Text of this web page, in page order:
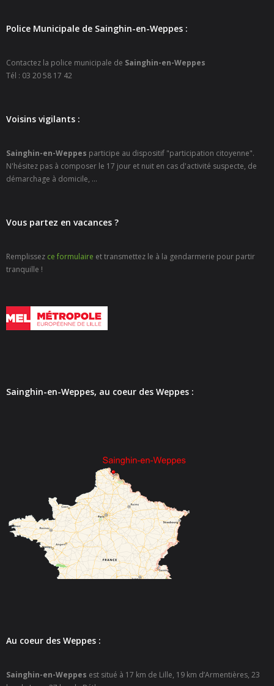
Police Municipale de Sainghin-en-Weppes :
Contactez la police municipale de Sainghin-en-Weppes
Tél : 03 20 58 17 42
Voisins vigilants :
Sainghin-en-Weppes participe au dispositif "participation citoyenne".
N'hésitez pas à composer le 17 jour et nuit en cas d'activité suspecte, de
démarchage à domicile, ...
Vous partez en vacances ?
Remplissez ce formulaire et transmettez le à la gendarmerie pour partir
tranquille !
Sainghin-en-Weppes, au coeur des Weppes :
Au coeur des Weppes :
Sainghin-en-Weppes est situé à 17 km de Lille, 19 km d’Armentières, 23